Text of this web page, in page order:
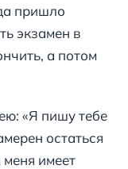
пришло
экзамен в
а потом
«Я пишу тебе
остаться
имеет